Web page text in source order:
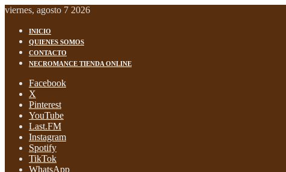
viernes, agosto 7 2026
INICIO
QUIENES SOMOS
CONTACTO
NECROMANCE TIENDA ONLINE
Facebook
X
Pinterest
YouTube
Last.FM
Instagram
Spotify
TikTok
WhatsApp